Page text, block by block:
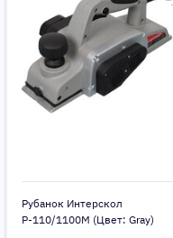
Рубанок Интерскол
Р-110/1100М (Цвет: Gray)